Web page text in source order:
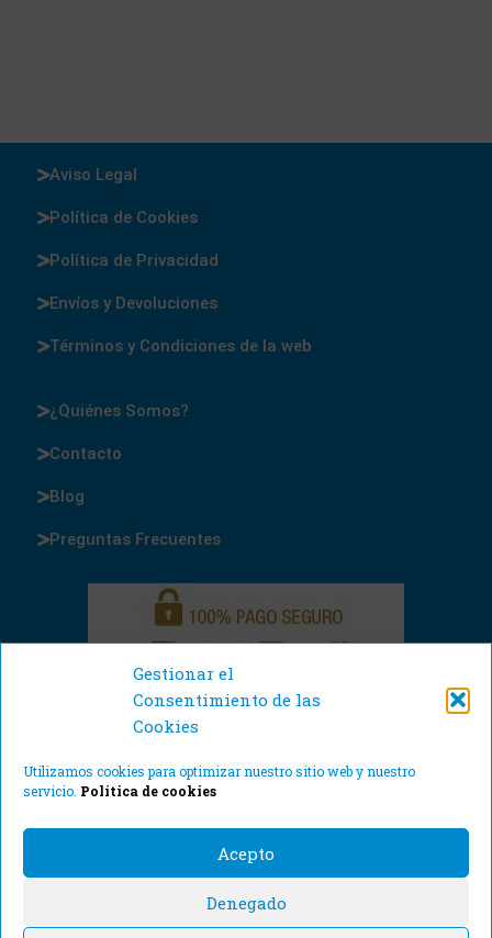
Gestionar el
Consentimiento de las
Cookies
Utilizamos cookies para optimizar nuestro sitio web y nuestro
servicio. Política de cookies
Acepto
Denegado
Aviso Legal
Política de Cookies
Política de Privacidad
Envíos y Devoluciones
Términos y Condiciones de la web
¿Quiénes Somos?
Contacto
Blog
Preguntas Frecuentes
© Cajas y Precintos 2021. Todos los derechos reservados.